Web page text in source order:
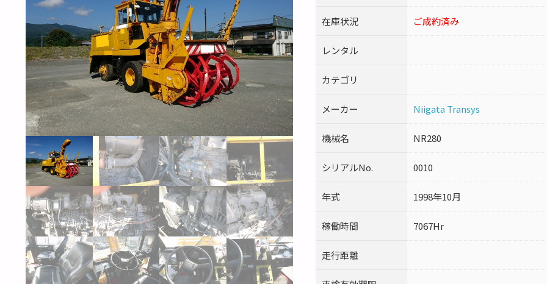
在庫状況 ご成約済み
レンタル
カテゴリ
メーカー Niigata Transys
機械名 NR280
シリアルNo. 0010
年式 1998年10月
稼働時間 7067Hr
走行距離